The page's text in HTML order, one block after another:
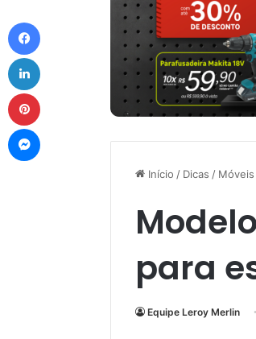
Início / Dicas / Móveis
para
Equipe Leroy Merlin